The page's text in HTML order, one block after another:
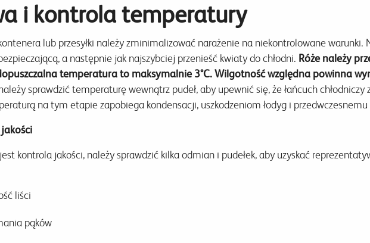
i kontrola temperatury
lub przesyłki należy zminimalizować narażenie na niekontrolowane warunki.
a następnie jak najszybciej przenieść kwiaty do chłodni. Róże należy
temperatura to maksymalnie 3°C. Wilgotność względna powinna
sprawdzić temperaturę wewnątrz pudeł, aby upewnić się, że łańcuch chłodniczy
na tym etapie zapobiega kondensacji, uszkodzeniom łodyg i przedwczesnemu
kontrola jakości, należy sprawdzić kilka odmian i pudełek, aby uzyskać
liści
pąków